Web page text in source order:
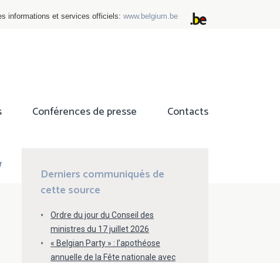
informations et services officiels: www.belgium.be
Conférences de presse Contacts
Derniers communiqués de
cette source
Ordre du jour du Conseil des
ministres du 17 juillet 2026
« Belgian Party » : l’apothéose
annuelle de la Fête nationale avec